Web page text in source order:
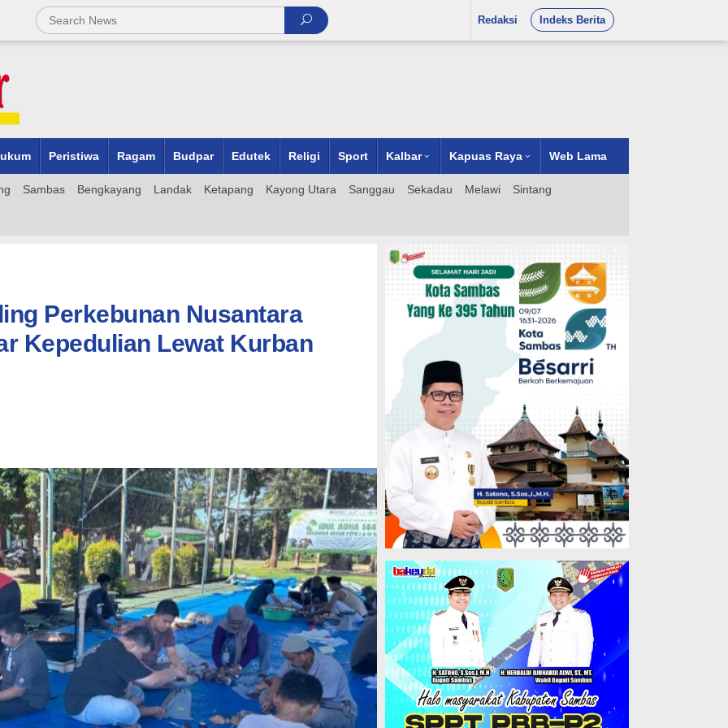
Redaksi Indeks Berita
Peristiwa Ragam Budpar Edutek Religi Sport Kalbar Kapuas Raya Web Lama
Sambas Bengkayang Landak Ketapang Kayong Utara Sanggau Sekadau Melawi Sintang
Perkebunan Nusantara
Kepedulian Lewat Kurban